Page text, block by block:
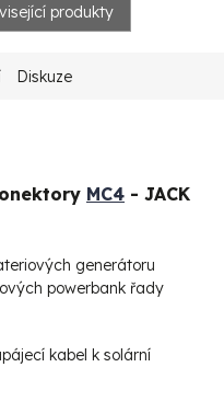
produkty
Diskuze
MC4 - JACK
generátoru
powerbank řady
kabel k solární